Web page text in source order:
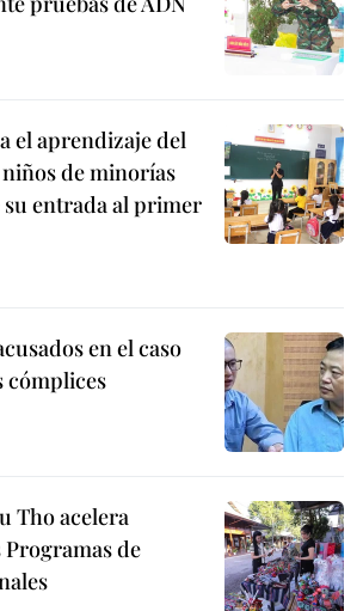
el aprendizaje del
de minorías
su entrada al primer
en el caso
cómplices
Tho acelera
de